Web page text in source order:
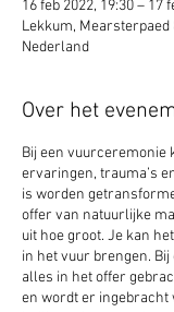
16 feb 2022, 19:30 – 17
Lekkum, Mearsterpaed
Nederland
Over het
Bij een vuurceremonie
ervaringen, trauma’s
is worden
offer van natuurlijke
uit hoe groot. Je kan
in het vuur brengen.
alles in het offer
en wordt er ingebracht